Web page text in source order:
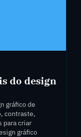
do design
gráfico de
contraste,
para criar
gráfico